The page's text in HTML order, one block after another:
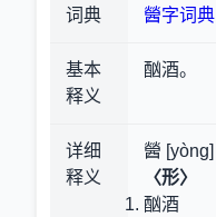
词典 醟字词典
基本
释义
酗酒。
详细
释义
醟 [yòng]
〈形〉
酗酒